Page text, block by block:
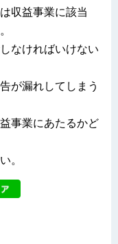
収益事業に該当
なければいけない
が漏れしてしまう
事業にあたるかど
。